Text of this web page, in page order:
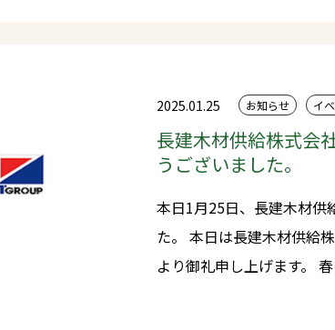
2025.01.25 お知らせ イ
長建木材供給株式会
うございました。
本日1月25日、長建木材供
た。 本日は長建木材供給株式会社の初市に多くのご来場をいただき心
より御礼申し上げます。 春のような快晴で大変盛況となりました。 今